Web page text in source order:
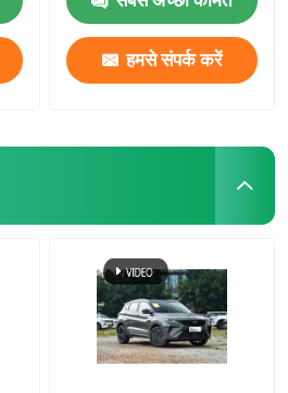
हमसे संपर्क करें